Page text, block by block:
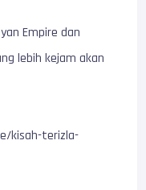
Empire dan
lebih kejam akan
kisah-terizla-